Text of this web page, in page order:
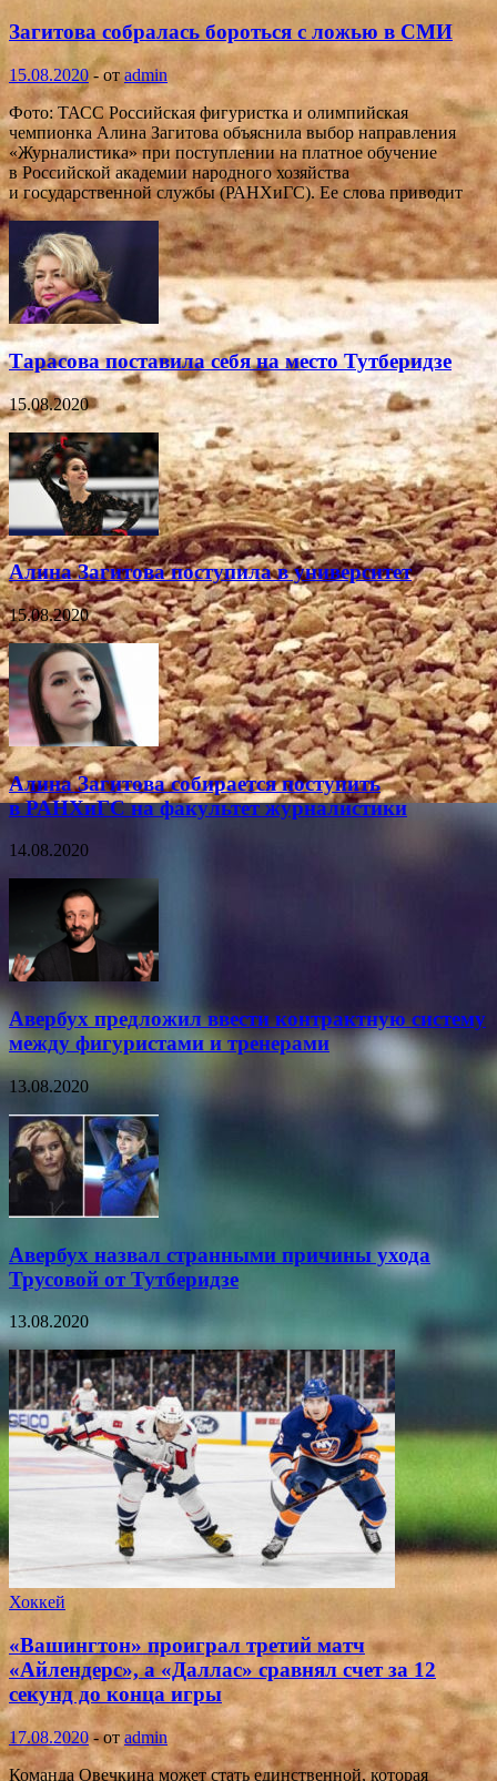
Загитова собралась бороться с ложью в СМИ
15.08.2020 -отadmin
Фото: ТАСС Российская фигуристка и олимпийская
чемпионка Алина Загитова объяснила выбор направления
«Журналистика» при поступлении на платное обучение
в Российской академии народного хозяйства
и государственной службы (РАНХиГС). Ее слова приводит
Тарасова поставила себя на место Тутберидзе
15.08.2020
Алина Загитова поступила в университет
15.08.2020
Алина Загитова собирается поступить
в РАНХиГС на факультет журналистики
14.08.2020
Авербух предложил ввести контрактную систему
между фигуристами и тренерами
13.08.2020
Авербух назвал странными причины ухода
Трусовой от Тутберидзе
13.08.2020
Хоккей
«Вашингтон» проиграл третий матч
«Айлендерс», а «Даллас» сравнял счет за 12
секунд до конца игры
17.08.2020-от admin
Команда Овечкина может стать единственной, которая